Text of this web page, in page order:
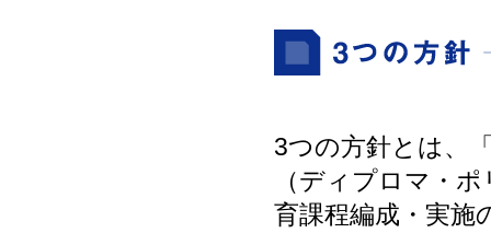
3つの方針とは、
（ディプロマ・
育課程編成・実施